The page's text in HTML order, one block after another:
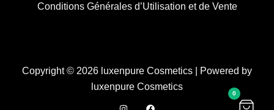
Conditions Générales d’Utilisation et de Vente
Copyright © 2026 luxenpure Cosmetics | Powered by
luxenpure Cosmetics
0